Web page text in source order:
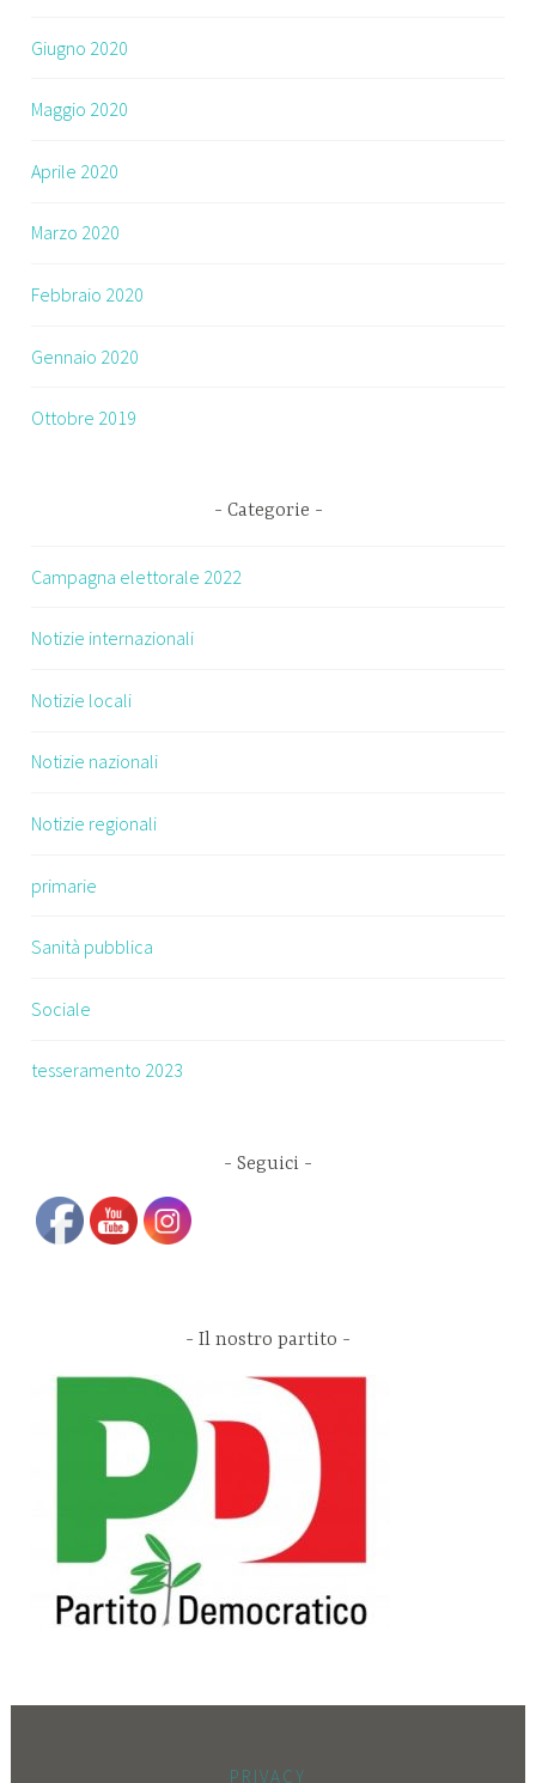
Giugno 2020
Maggio 2020
Aprile 2020
Marzo 2020
Febbraio 2020
Gennaio 2020
Ottobre 2019
Categorie
Campagna elettorale 2022
Notizie internazionali
Notizie locali
Notizie nazionali
Notizie regionali
primarie
Sanità pubblica
Sociale
tesseramento 2023
Seguici
Il nostro partito
PRIVACY